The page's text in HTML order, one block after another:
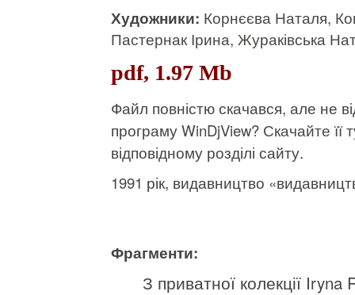
Художники: Корнєєва Наталя,
Пастернак Ірина, Жураківська
pdf, 1.97 Mb
Файл повністю скачався, але не
програму WinDjView? Скачайте її
відповідному розділі сайту.
1991 рік, видавництво
Фрагменти:
З приватної колекції Iryna